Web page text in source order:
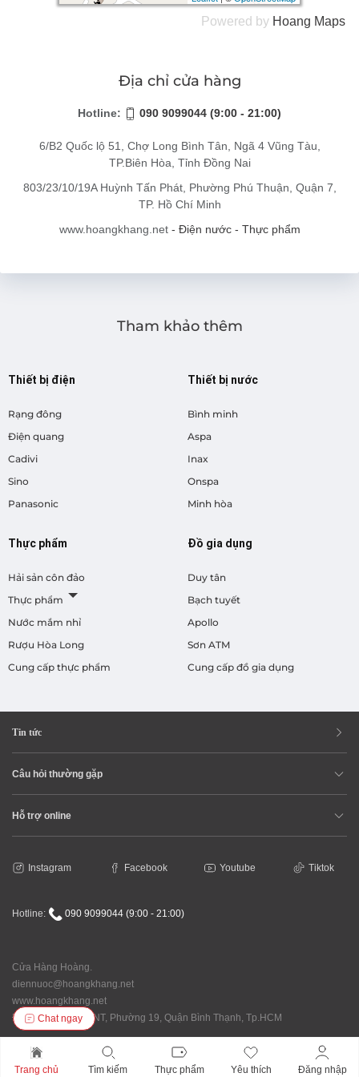
Powered by Hoang Maps
Địa chỉ cửa hàng
Hotline: 090 9099044 (9:00 - 21:00)
6/B2 Quốc lộ 51, Chợ Long Bình Tân, Ngã 4 Vũng Tàu,
TP.Biên Hòa, Tỉnh Đồng Nai
803/23/10/19A Huỳnh Tấn Phát, Phường Phú Thuận, Quận 7,
TP. Hồ Chí Minh
www.hoangkhang.net - Điện nước - Thực phẩm
Tham khảo thêm
Thiết bị điện
Rạng đông
Điện quang
Cadivi
Sino
Panasonic
Thiết bị nước
Bình minh
Aspa
Inax
Onspa
Minh hòa
Thực phẩm
Hải sản côn đảo
Thực phẩm
Nước mắm nhỉ
Rượu Hòa Long
Cung cấp thực phẩm
Đồ gia dụng
Duy tân
Bạch tuyết
Apollo
Sơn ATM
Cung cấp đồ gia dụng
Tin tức
Câu hỏi thường gặp
Hỗ trợ online
Instagram Facebook Youtube Tiktok
Hotline: 090 9099044 (9:00 - 21:00)
Cửa Hàng Hoàng.
diennuoc@hoangkhang.net
www.hoangkhang.net
Địa chỉ: 92/146 XVNT, Phường 19, Quận Bình Thạnh, Tp.HCM
Trang chủ Tìm kiếm Thực phẩm Yêu thích Đăng nhập
Chat ngay